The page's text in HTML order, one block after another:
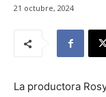
21 octubre, 2024
La productora